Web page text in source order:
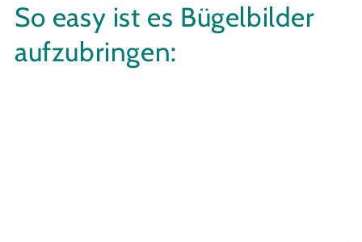
So easy ist es Bügelbilder
aufzubringen: